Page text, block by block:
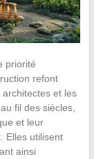
priorité
refont
et les
fil des siècles,
et leur
Elles utilisent
ainsi